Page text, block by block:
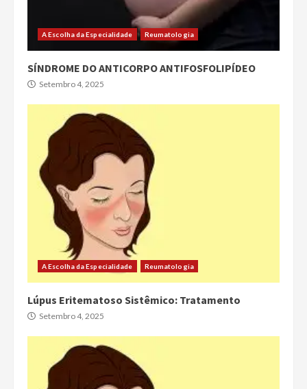
A Escolha da Especialidade Reumatologia
SÍNDROME DO ANTICORPO ANTIFOSFOLIPÍDEO
Setembro 4, 2025
A Escolha da Especialidade Reumatologia
Lúpus Eritematoso Sistêmico: Tratamento
Setembro 4, 2025